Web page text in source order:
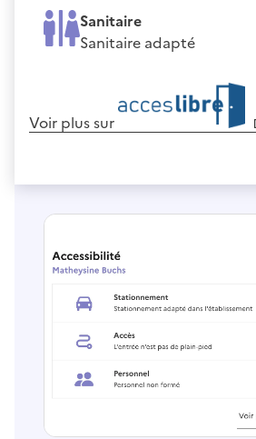
Sanitaire
Sanitaire adapté
Voir plus sur